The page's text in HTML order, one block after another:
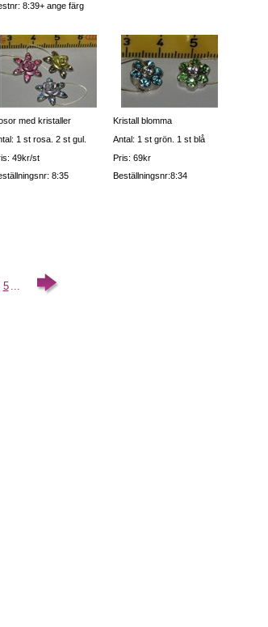
8:39+ ange färg
med kristaller
1 st rosa. 2 st gul.
49kr/st
8:35
Kristall blomma
Antal: 1 st grön. 1 st blå
Pris: 69kr
Beställningsnr:8:34
5 ...